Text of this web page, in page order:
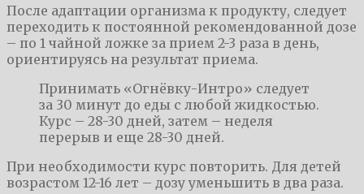
После адаптации организма к продукту, следует
переходить к постоянной рекомендованной дозе
– по 1 чайной ложке за прием 2-3 раза в день,
ориентируясь на результат приема.
Принимать «Огнёвку-Интро» следует
за 30 минут до еды с любой жидкостью.
Курс – 28-30 дней, затем – неделя
перерыв и еще 28-30 дней.
При необходимости курс повторить. Для детей
возрастом 12-16 лет – дозу уменьшить в два раза.